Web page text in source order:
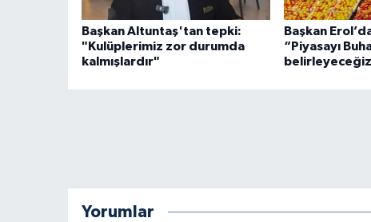
Başkan Altuntaş'tan tepki:
"Kulüplerimiz zor durumda
kalmışlardır"
Başkan
“Piyasayı
Yorumlar